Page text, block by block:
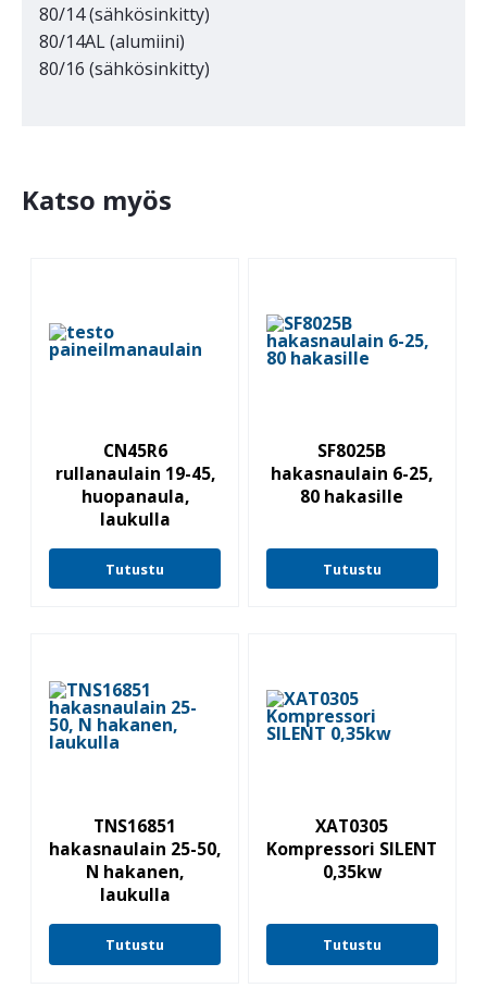
80/14 (sähkösinkitty)
80/14AL (alumiini)
80/16 (sähkösinkitty)
Katso myös
CN45R6
rullanaulain 19-45,
huopanaula,
laukulla
Tutustu
SF8025B
hakasnaulain 6-25,
80 hakasille
Tutustu
TNS16851
hakasnaulain 25-50,
N hakanen,
laukulla
Tutustu
XAT0305
Kompressori SILENT
0,35kw
Tutustu